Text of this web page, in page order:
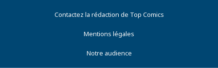
Contactez la rédaction de Top Comics
Mentions légales
Notre audience